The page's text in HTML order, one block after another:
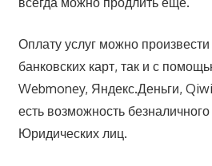
Оплату услуг можно
банковских карт, так и с
Webmoney, Яндекс.Деньги,
есть возможность
Юридических лиц.